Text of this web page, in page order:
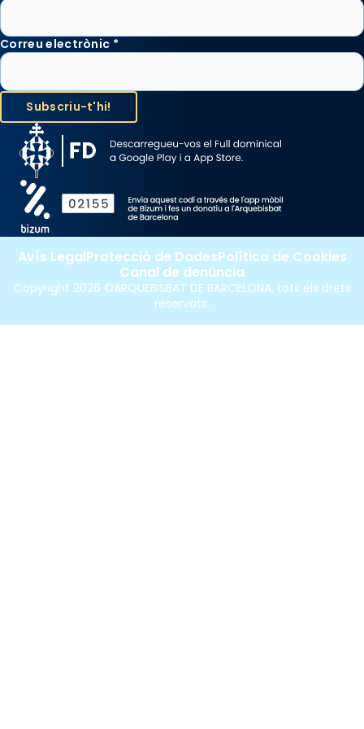
Correu electrònic *
Copyright 2026 ©ARQUEBISBAT DE BARCELONA, tots els drets
reservats.
Avís LegalProtecció de DadesPolítica de Cookies
Canal de denúncia